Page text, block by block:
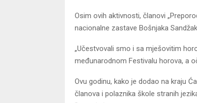
Osim ovih aktivnosti, članovi
nacionalne zastave Bošnjaka
„Učestvovali smo i sa mješovitim
međunarodnom Festivalu horova, a
Ovu godinu, kako je dodao na kraju
članova i polaznika škole stranih